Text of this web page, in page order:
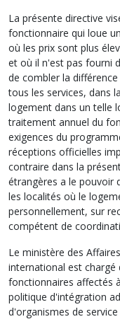
La présente directive
fonctionnaire qui loue
où les prix sont plus
et où il n'est pas fourni
de combler la
tous les services, dans
logement dans un telle
traitement annuel du
exigences du
réceptions officielles
contraire dans la
étrangères a le pouvoir
les localités où le
personnellement, sur
compétent de
Le ministère des
international est
fonctionnaires affectés
politique d'intégration
d'organismes de